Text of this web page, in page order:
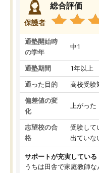
保護者
総合評価
通塾開始時
の学年
中1
通塾期間 1年以上
通った目的 高校受験
偏差値の変
化
上がった
志望校の合
格
受験して
出ていな
サポートが充実している
うちは田舎で家庭教師